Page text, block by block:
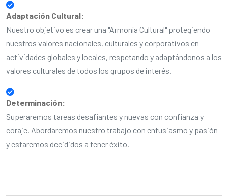
Adaptación Cultural:
Nuestro objetivo es crear una "Armonía Cultural" protegiendo
nuestros valores nacionales, culturales y corporativos en
actividades globales y locales, respetando y adaptándonos a los
valores culturales de todos los grupos de interés.
Determinación:
Superaremos tareas desafiantes y nuevas con confianza y
coraje. Abordaremos nuestro trabajo con entusiasmo y pasión
y estaremos decididos a tener éxito.